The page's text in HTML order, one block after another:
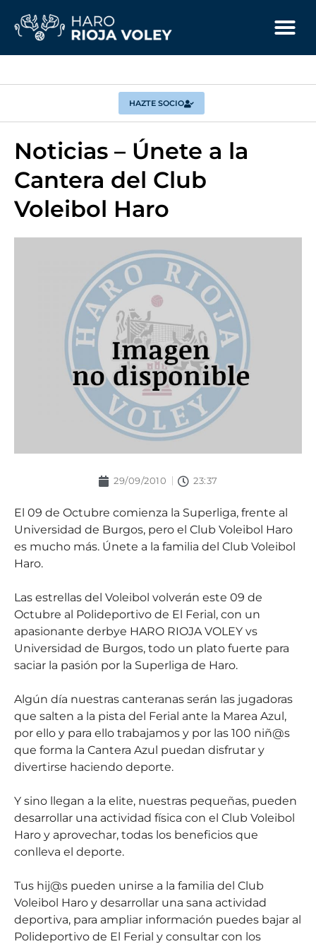
HAZTE SOCIO
Noticias – Únete a la
Cantera del Club
Voleibol Haro
29/09/2010 23:37
El 09 de Octubre comienza la Superliga, frente al
Universidad de Burgos, pero el Club Voleibol Haro
es mucho más. Únete a la familia del Club Voleibol
Haro.
Las estrellas del Voleibol volverán este 09 de
Octubre al Polideportivo de El Ferial, con un
apasionante derbye HARO RIOJA VOLEY vs
Universidad de Burgos, todo un plato fuerte para
saciar la pasión por la Superliga de Haro.
Algún día nuestras canteranas serán las jugadoras
que salten a la pista del Ferial ante la Marea Azul,
por ello y para ello trabajamos y por las 100 niñ@s
que forma la Cantera Azul puedan disfrutar y
divertirse haciendo deporte.
Y sino llegan a la elite, nuestras pequeñas, pueden
desarrollar una actividad física con el Club Voleibol
Haro y aprovechar, todas los beneficios que
conlleva el deporte.
Tus hij@s pueden unirse a la familia del Club
Voleibol Haro y desarrollar una sana actividad
deportiva, para ampliar información puedes bajar al
Polideportivo de El Ferial y consultar con los